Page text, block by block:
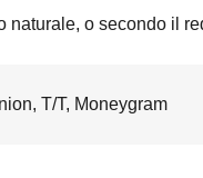
naturale, o secondo il
T/T, Moneygram